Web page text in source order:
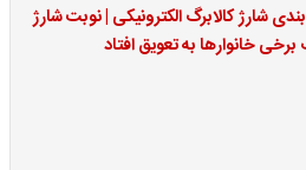
شارژ کالابرگ الکترونیکی | نوبت شارژ
برخی خانوارها به تعویق افتاد